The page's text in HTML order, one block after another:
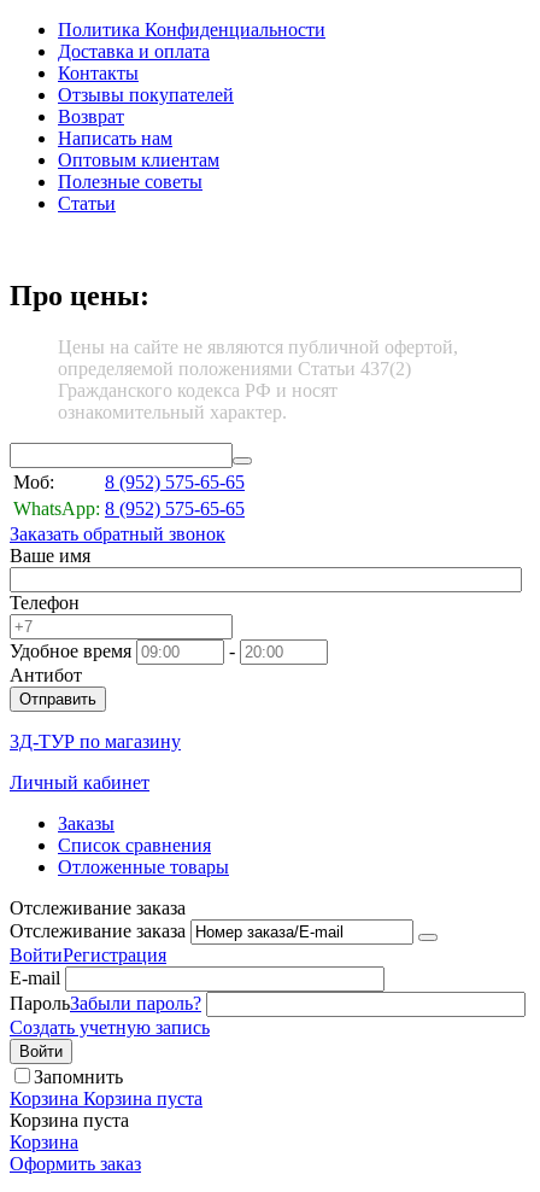
Политика Конфиденциальности
Доставка и оплата
Контакты
Отзывы покупателей
Возврат
Написать нам
Оптовым клиентам
Полезные советы
Статьи
Про цены:
Цены на сайте не являются публичной офертой,
определяемой положениями Статьи 437(2)
Гражданского кодекса РФ и носят
ознакомительный характер.
Моб: 8 (952) 575-65-65
WhatsApp: 8 (952) 575-65-65
Заказать обратный звонок
Ваше имя
Телефон
Удобное время
-
Антибот
Отправить
3Д-ТУР по магазину
Личный кабинет
Заказы
Список сравнения
Отложенные товары
Отслеживание заказа
Отслеживание заказа
ВойтиРегистрация
E-mail
ПарольЗабыли пароль?
Создать учетную запись
Войти
Запомнить
Корзина Корзина пуста
Корзина пуста
Корзина
Оформить заказ